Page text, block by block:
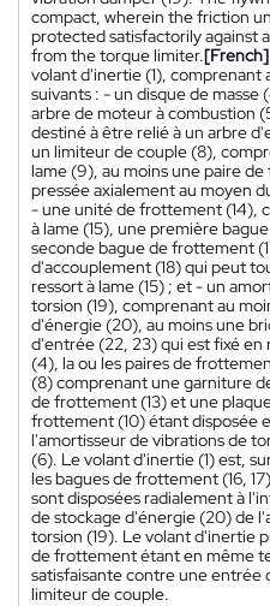
compact, wherein the friction
protected satisfactorily against
from the torque limiter.[French]
volant d'inertie (1), comprenant
suivants : - un disque de masse
arbre de moteur à combustion
destiné à être relié à un arbre
un limiteur de couple (8),
lame (9), au moins une paire
pressée axialement au moyen
- une unité de frottement (14),
à lame (15), une première
seconde bague de frottement
d'accouplement (18) qui peut
ressort à lame (15) ; et - un
torsion (19), comprenant au
d'énergie (20), au moins une
d'entrée (22, 23) qui est fixé en
(4), la ou les paires de
(8) comprenant une garniture
de frottement (13) et une
frottement (10) étant disposée
l'amortisseur de vibrations de
(6). Le volant d'inertie (1) est,
les bagues de frottement (16,
sont disposées radialement à
de stockage d'énergie (20) de
torsion (19). Le volant d'inertie
de frottement étant en même
satisfaisante contre une entrée
limiteur de couple.